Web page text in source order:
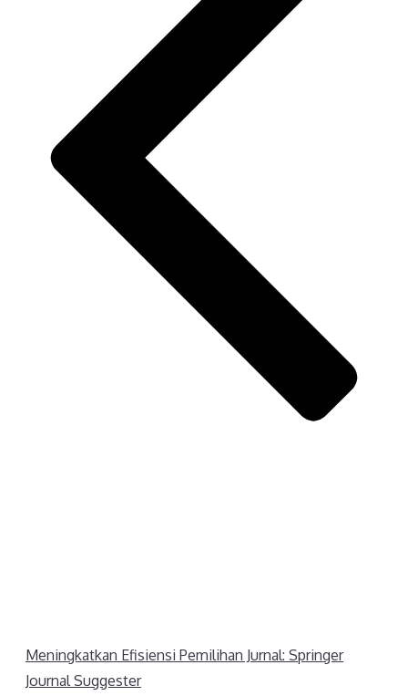
Meningkatkan Efisiensi Pemilihan Jurnal: Springer
Journal Suggester